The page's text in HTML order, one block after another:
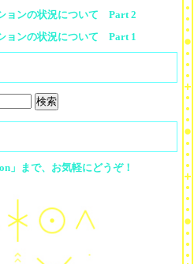
ョンの状況について Part 2
ョンの状況について Part 1
」まで、お気軽にどうぞ！